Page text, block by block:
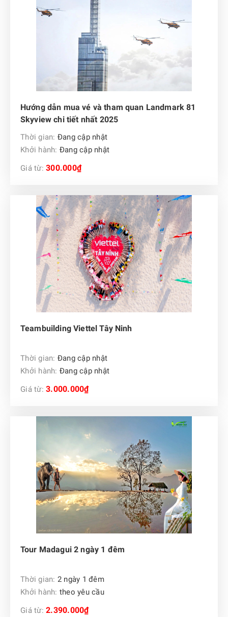
Hướng dẫn mua vé và tham quan Landmark 81
Skyview chi tiết nhất 2025
Thời gian: Đang cập nhật
Khởi hành: Đang cập nhật
Giá từ: 300.000₫
Teambuilding Viettel Tây Ninh
Thời gian: Đang cập nhật
Khởi hành: Đang cập nhật
Giá từ: 3.000.000₫
Tour Madagui 2 ngày 1 đêm
Thời gian: 2 ngày 1 đêm
Khởi hành: theo yêu cầu
Giá từ: 2.390.000₫